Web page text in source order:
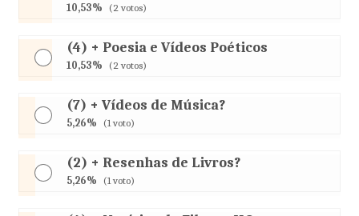
10,53% (2 votos)
(4) + Poesia e Vídeos Poéticos
10,53% (2 votos)
(7) + Vídeos de Música?
5,26% (1 voto)
(2) + Resenhas de Livros?
5,26% (1 voto)